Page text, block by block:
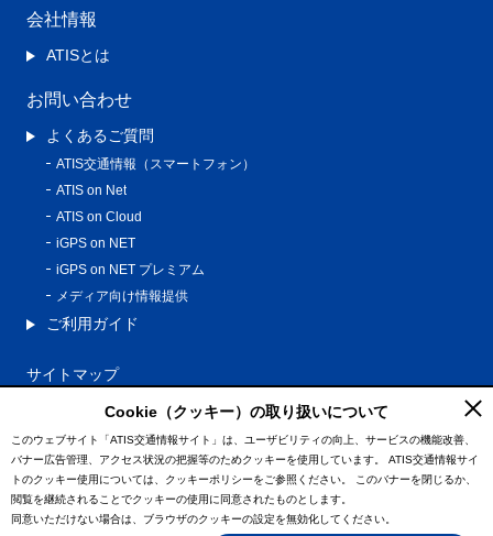
会社情報
ATISとは
お問い合わせ
よくあるご質問
ATIS交通情報（スマートフォン）
ATIS on Net
ATIS on Cloud
iGPS on NET
iGPS on NET プレミアム
メディア向け情報提供
ご利用ガイド
サイトマップ
プライバシーポリシー
利用規約
特定商取引法に基づく表記
情報の外部通信について
Cookie（クッキー）の取り扱いについて
このウェブサイト「ATIS交通情報サイト」は、ユーザビリティの向上、サービスの機能改善、
バナー広告管理、アクセス状況の把握等のためクッキーを使用しています。
ATIS交通情報サイ
トのクッキー使用については、クッキーポリシーをご参照ください。
このバナーを閉じるか、
閲覧を継続されることでクッキーの使用に同意されたものとします。
同意いただけない場合は、ブラウザのクッキーの設定を無効化してください。